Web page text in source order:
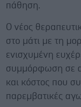
πάθηση.
Ο νέος
στο μάτι με τη
ενισχυμένη
συμμόρφωση σε
και κόστος που
παρεμβατικές